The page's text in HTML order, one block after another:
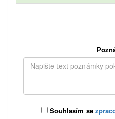
Souhlasím se